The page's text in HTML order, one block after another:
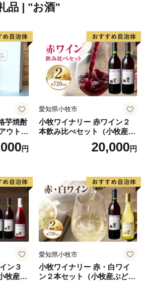
品 | "お酒"
芋焼酎
ウトド
ピン
円
愛知県小牧市
小牧ワイナリー 赤ワイン２
本飲み比べセット（小牧産ぶ
どう100％使用）20,000円
ン３
牧産ぶ
愛知県小牧市
小牧ワイナリー 赤・白ワイ
ン２本セット（小牧産ぶどう